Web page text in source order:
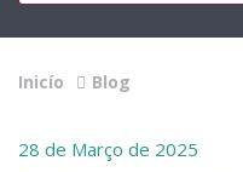
Inicío Blog
28 de Março de 2025